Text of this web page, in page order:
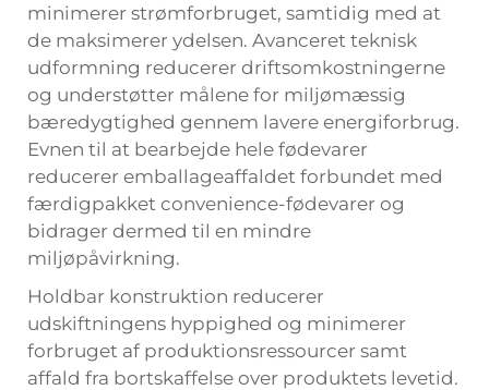
minimerer strømforbruget, samtidig med at
de maksimerer ydelsen. Avanceret teknisk
udformning reducerer driftsomkostningerne
og understøtter målene for miljømæssig
bæredygtighed gennem lavere energiforbrug.
Evnen til at bearbejde hele fødevarer
reducerer emballageaffaldet forbundet med
færdigpakket convenience-fødevarer og
bidrager dermed til en mindre
miljøpåvirkning.
Holdbar konstruktion reducerer
udskiftningens hyppighed og minimerer
forbruget af produktionsressourcer samt
affald fra bortskaffelse over produktets levetid.